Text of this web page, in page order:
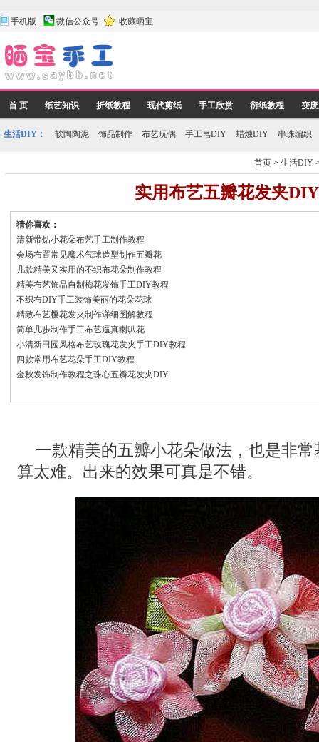
手机版 微信公众号 收藏晒宝
首 页 纸艺知识 折纸教程 现代剪纸 手工欣赏 衍纸教程 变
生活DIY： 软陶陶泥 饰品制作 布艺玩偶 手工皂DIY 蜡烛DIY 串珠编织
首页 >生活DIY
实用布艺五瓣花发夹
猜你喜欢：
清新带钻小花朵布艺手工制作教程
会场布置常见魔术气球造型制作五瓣花
几款精美又实用的不织布花朵制作教程
精美布艺饰品自制梅花发饰手工DIY教程
不织布DIY手工装饰美丽的花朵花球
精致布艺樱花发夹制作详细图解教程
简单几步制作手工布艺逼真喇叭花
小清新田园风格布艺玫瑰花发夹手工DIY教程
四款常用布艺花朵手工DIY教程
金秋发饰制作教程之珠心五瓣花发夹DIY
一款精美的五瓣小花朵做法，也是非
算太难。出来的效果可真是不错。